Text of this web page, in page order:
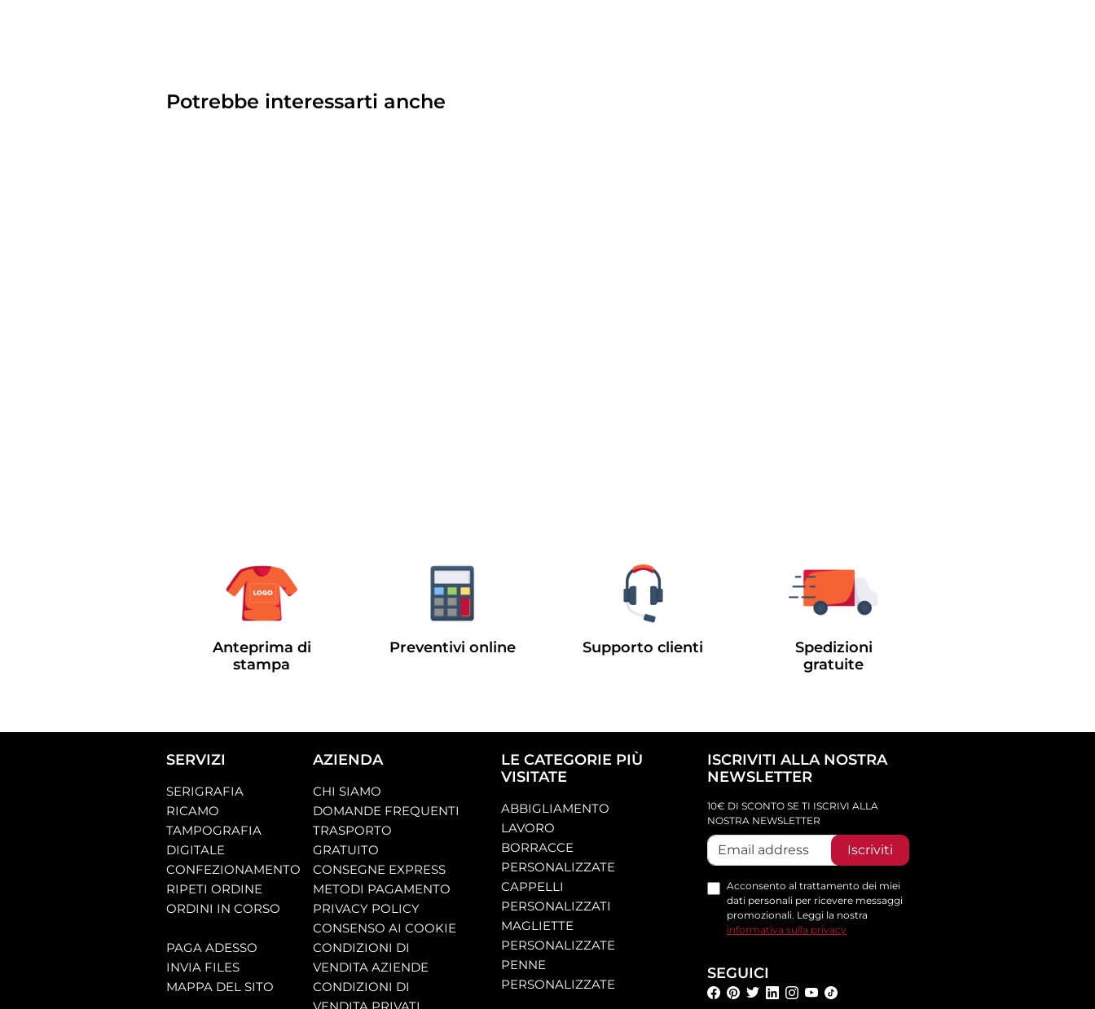
Potrebbe interessarti anche
Anteprima di
stampa
Preventivi online Supporto clienti
Spedizioni
gratuite
SERVIZI
SERIGRAFIA
RICAMO
TAMPOGRAFIA
DIGITALE
CONFEZIONAMENTO
RIPETI ORDINE
ORDINI IN CORSO
PAGA ADESSO
INVIA FILES
MAPPA DEL SITO
AZIENDA
CHI SIAMO
DOMANDE FREQUENTI
TRASPORTO
GRATUITO
CONSEGNE EXPRESS
METODI PAGAMENTO
PRIVACY POLICY
CONSENSO AI COOKIE
CONDIZIONI DI
VENDITA AZIENDE
CONDIZIONI DI
LE CATEGORIE PIÙ
VISITATE
ABBIGLIAMENTO
LAVORO
BORRACCE
PERSONALIZZATE
CAPPELLI
PERSONALIZZATI
MAGLIETTE
PERSONALIZZATE
PENNE
PERSONALIZZATE
ISCRIVITI ALLA NOSTRA
NEWSLETTER
10€ DI SCONTO SE TI ISCRIVI ALLA
NOSTRA NEWSLETTER
Iscriviti
Acconsento al trattamento dei miei
dati personali per ricevere messaggi
promozionali. Leggi la nostra
informativa sulla privacy
SEGUICI